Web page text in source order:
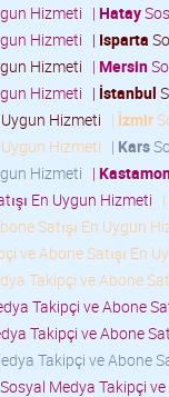
Hizmeti | Hatay
Hizmeti | Isparta
Hizmeti | Mersin
Hizmeti | İstanbul
Uygun Hizmeti | İzmir
Uygun Hizmeti | Kars
Hizmeti |
En Uygun Hizmeti |
Satışı En Uygun
ve Abone Satışı En
Takipçi ve Abone
Takipçi ve Abone
Takipçi ve Abone
Takipçi ve Abone
Sosyal Medya Takipçi ve